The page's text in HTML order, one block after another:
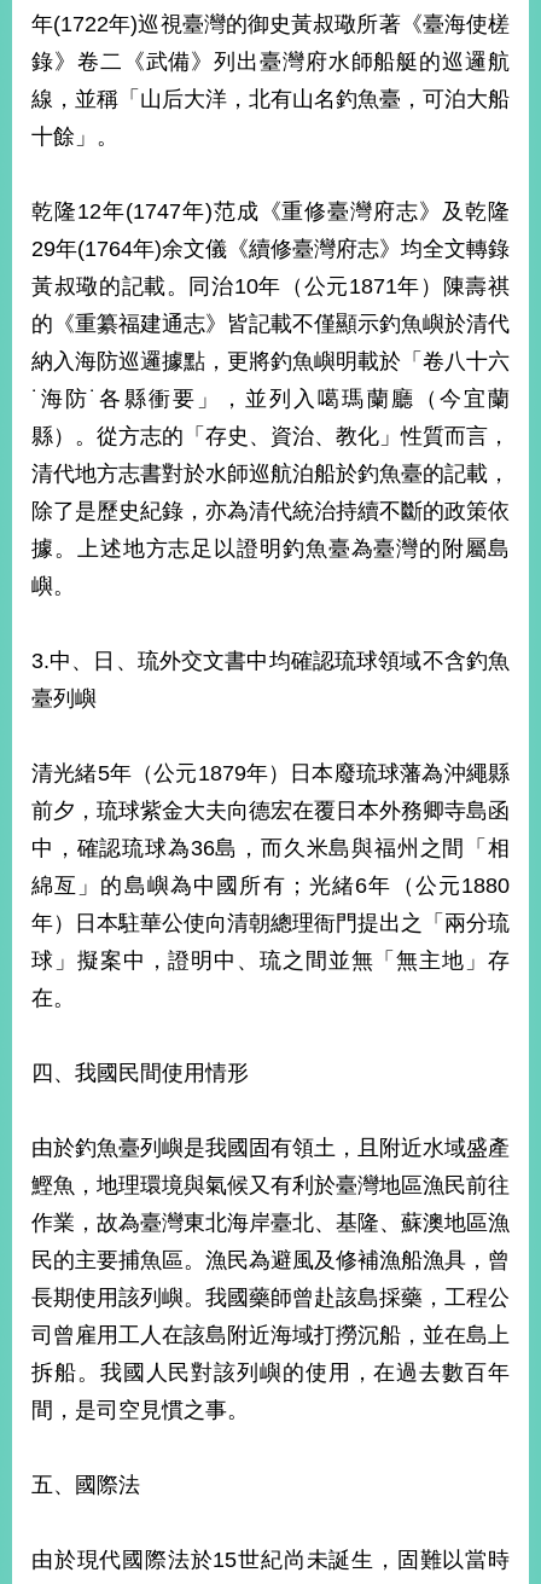
年(1722年)巡視臺灣的御史黃叔璥所著《臺海使槎
錄》卷二《武備》列出臺灣府水師船艇的巡邏航
線，並稱「山后大洋，北有山名釣魚臺，可泊大船
十餘」。
乾隆12年(1747年)范成《重修臺灣府志》及乾隆
29年(1764年)余文儀《續修臺灣府志》均全文轉錄
黃叔璥的記載。同治10年（公元1871年）陳壽祺
的《重纂福建通志》皆記載不僅顯示釣魚嶼於清代
納入海防巡邏據點，更將釣魚嶼明載於「卷八十六
˙海防˙各縣衝要」，並列入噶瑪蘭廳（今宜蘭
縣）。從方志的「存史、資治、教化」性質而言，
清代地方志書對於水師巡航泊船於釣魚臺的記載，
除了是歷史紀錄，亦為清代統治持續不斷的政策依
據。上述地方志足以證明釣魚臺為臺灣的附屬島
嶼。
3.中、日、琉外交文書中均確認琉球領域不含釣魚
臺列嶼
清光緒5年（公元1879年）日本廢琉球藩為沖繩縣
前夕，琉球紫金大夫向德宏在覆日本外務卿寺島函
中，確認琉球為36島，而久米島與福州之間「相
綿亙」的島嶼為中國所有；光緒6年（公元1880
年）日本駐華公使向清朝總理衙門提出之「兩分琉
球」擬案中，證明中、琉之間並無「無主地」存
在。
四、我國民間使用情形
由於釣魚臺列嶼是我國固有領土，且附近水域盛產
鰹魚，地理環境與氣候又有利於臺灣地區漁民前往
作業，故為臺灣東北海岸臺北、基隆、蘇澳地區漁
民的主要捕魚區。漁民為避風及修補漁船漁具，曾
長期使用該列嶼。我國藥師曾赴該島採藥，工程公
司曾雇用工人在該島附近海域打撈沉船，並在島上
拆船。我國人民對該列嶼的使用，在過去數百年
間，是司空見慣之事。
五、國際法
由於現代國際法於15世紀尚未誕生，固難以當時